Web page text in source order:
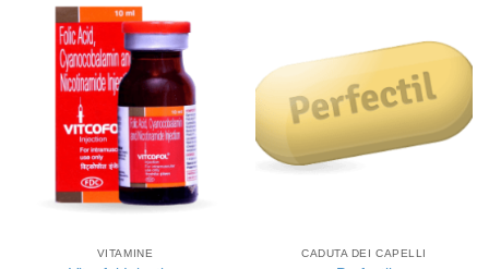
VITAMINE CADUTA DEI CAPELLI